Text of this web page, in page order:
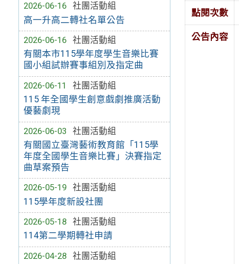
2026-06-16
社團活動組
高一升高二轉社名單公告
2026-06-16
社團活動組
有關本市115學年度學生音樂比賽
國小組試辦賽事組別及指定曲
2026-06-11
社團活動組
115 年全國學生創意戲劇推廣活動
優藝劇現
2026-06-03
社團活動組
有關國立臺灣藝術教育館「115學
年度全國學生音樂比賽」決賽指定
曲草案預告
2026-05-19
社團活動組
115學年度新設社團
2026-05-18
社團活動組
114第二學期轉社申請
2026-04-28
社團活動組
點閱次數
公告內容